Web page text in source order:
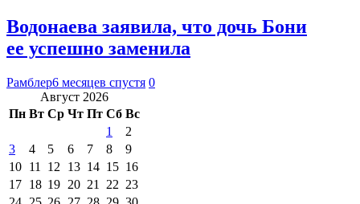
Водонаева заявила, что дочь Бони
ее успешно заменила
Рамблер6 месяцев спустя 0
Август 2026
Пн Вт Ср Чт Пт Сб Вс
1
2
3
4 5 6 7 8
9
10 11 12 13 14 15 16
17 18 19 20 21 22 23